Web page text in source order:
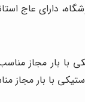
دارای عاج
بار مجاز
با بار مجاز